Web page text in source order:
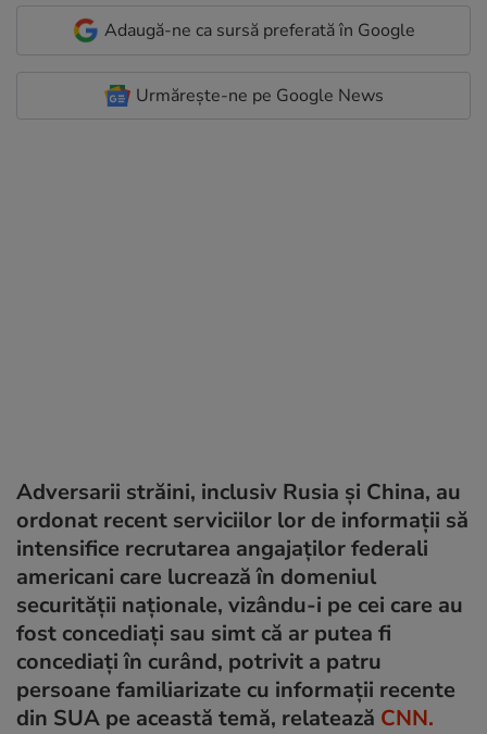
Adaugă-ne ca sursă preferată în Google
Urmărește-ne pe Google News
Adversarii străini, inclusiv Rusia și China, au
ordonat recent serviciilor lor de informații să
intensifice recrutarea angajaților federali
americani care lucrează în domeniul
securității naționale, vizându-i pe cei care au
fost concediați sau simt că ar putea fi
concediați în curând, potrivit a patru
persoane familiarizate cu informații recente
din SUA pe această temă, relatează CNN.